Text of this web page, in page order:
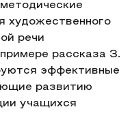
художественного
речи
рассказа З.
эффективные
развитию
учащихся